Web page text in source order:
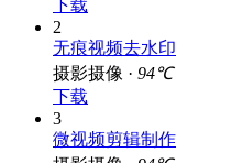
摄影摄像 ·
下载
2
无痕视频去水印
摄影摄像 ·
下载
3